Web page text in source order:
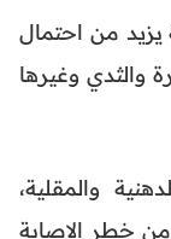
يزيد من احتمال
والثدي وغيرها
والمقلية،
من خطر الإصابة